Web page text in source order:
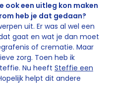
ook een uitleg kon maken
heb je dat gedaan?
uit. Er was al wel een
gaat en wat je dan moet
of crematie. Maar
zorg. Toen heb ik
Nu heeft Steffie een
helpt dit andere